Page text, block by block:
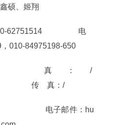
硕、姬翔
62751514 电
010-84975198-650
真：/
：/
/ 电子邮件：hu